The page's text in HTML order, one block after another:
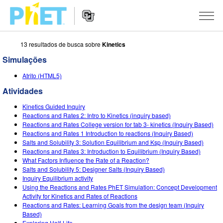
Busca
Portal
PhET
Portal
SIMULAÇÕES
Todas as Sims
Física
Matemática & Estatística
Química
Terra & Espaço
Biologia
Traduzir Sims
STUDIO
About Studio
Customizable Sims
Inicie seu Teste Grátis
Adquira uma Licença
ENSINO
Atividades
Envie sua Atividade
Orientações para Contribuição de Atividade
Oficinas Virtuais
Professional Learning with PhET
PESQUISA
INICIATIVAS
Design Inclusivo
PhET Global
Fluência em Dados
ENTRE/REGISTRE-SE
ENTRE/REGISTRE-SE
13 resultados de busca sobreKinetics
Simulações
Atrito (HTML5)
Atividades
Kinetics Guided Inquiry
Reactions and Rates 2: Intro to Kinetics (inquiry based)
Reactions and Rates College version for tab 3- kinetics (Inquiry Based)
Reactions and Rates 1 Introduction to reactions (Inquiry Based)
Salts and Solubility 3: Solution Equilibrium and Ksp (Inquiry Based)
Reactions and Rates 3: Introduction to Equilibrium (Inquiry Based)
What Factors Influence the Rate of a Reaction?
Salts and Solubility 5: Designer Salts (Inquiry Based)
Inquiry Equilibrium activity
Using the Reactions and Rates PhET Simulation: Concept Development
Activity for Kinetics and Rates of Reactions
Reactions and Rates: Learning Goals from the design team (Inquiry
Based)